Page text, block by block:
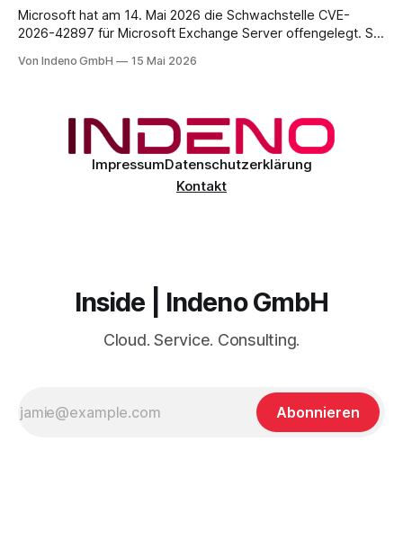
Microsoft hat am 14. Mai 2026 die Schwachstelle CVE-
2026-42897 für Microsoft Exchange Server offengelegt. Sie
unauthentifizierten Angreifer, über eine speziell präparierte
Von Indeno GmbH 15 Mai 2026
ImpressumDatenschutzerklärung
Kontakt
Inside | Indeno GmbH
Cloud. Service. Consulting.
Abonnieren